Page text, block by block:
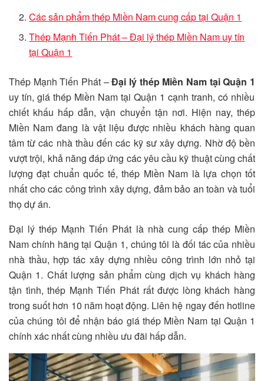
Các sản phẩm thép Miền Nam cung cấp tại Quận 1
Thép Mạnh Tiến Phát – Đại lý thép Miền Nam uy tín
tại Quận 1
Thép Mạnh Tiến Phát –Đại lý thép Miền Nam tại Quận 1
uy tín, giá thép Miền Nam tại Quận 1 cạnh tranh, có nhiều
chiết khấu hấp dẫn, vận chuyển tận nơi. Hiện nay, thép
Miền Nam đang là vật liệu được nhiều khách hàng quan
tâm từ các nhà thầu đến các kỹ sư xây dựng. Nhờ độ bền
vượt trội, khả năng đáp ứng các yêu cầu kỹ thuật cùng chất
lượng đạt chuẩn quốc tế, thép Miền Nam là lựa chọn tốt
nhất cho các công trình xây dựng, đảm bảo an toàn và tuổi
thọ dự án.
Đại lý thép Mạnh Tiến Phát là nhà cung cấp thép Miền
Nam chính hãng tại Quận 1, chúng tôi là đối tác của nhiều
nhà thầu, hợp tác xây dựng nhiều công trình lớn nhỏ tại
Quận 1. Chất lượng sản phẩm cùng dịch vụ khách hàng
tận tình, thép Mạnh Tiến Phát rất được lòng khách hàng
trong suốt hơn 10 năm hoạt động. Liên hệ ngay đến hotline
của chúng tôi để nhận báo giá thép Miền Nam tại Quận 1
chính xác nhất cùng nhiều ưu đãi hấp dẫn.